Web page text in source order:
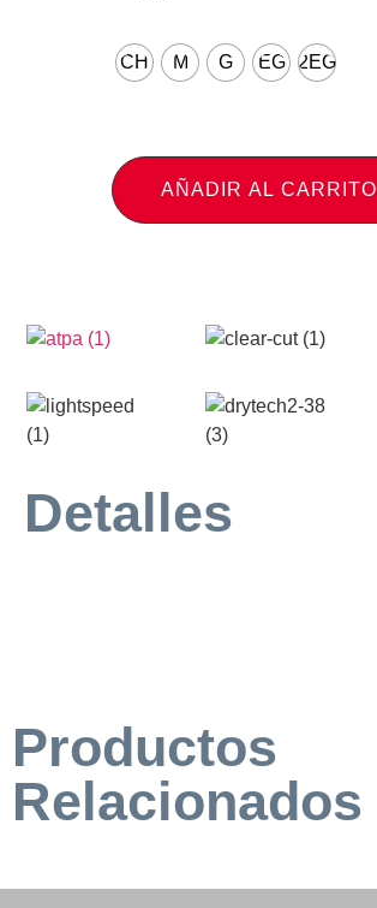
CH M G EG 2EG
AÑADIR AL CARRITO
Detalles
Productos
Relacionados